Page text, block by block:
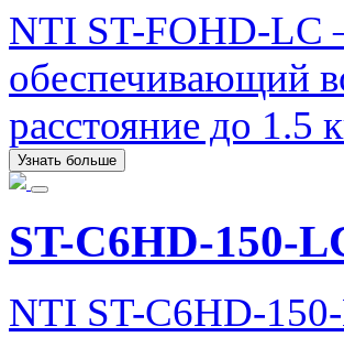
NTI ST-FOHD-LC
обеспечивающий
расстояние до 1.5
Узнать больше
ST-C6HD-150-
NTI ST-C6HD-